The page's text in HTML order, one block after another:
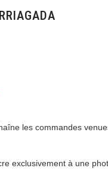
les commandes
exclusivement à une